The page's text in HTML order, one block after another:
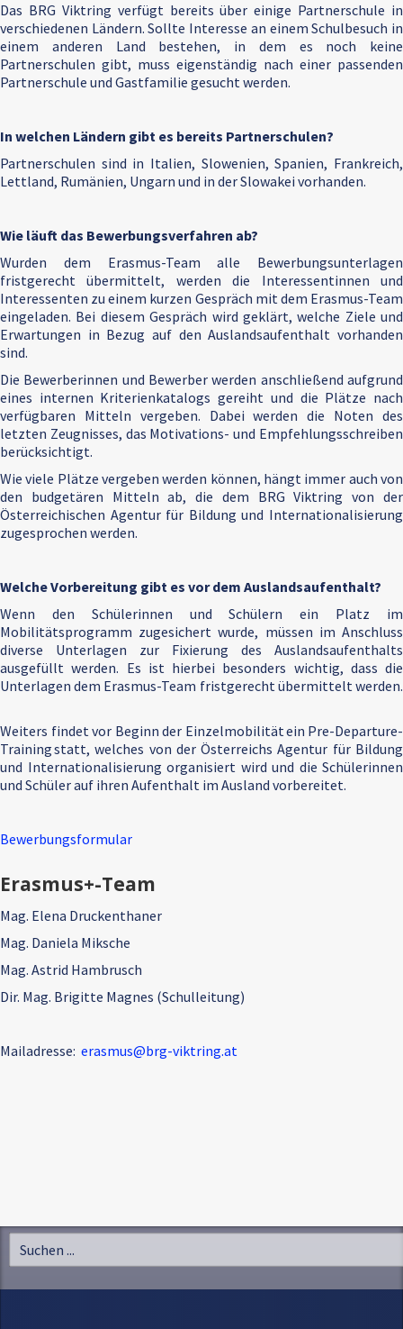
Das BRG Viktring verfügt bereits über einige Partnerschule in
verschiedenen Ländern. Sollte Interesse an einem Schulbesuch in
einem anderen Land bestehen, in dem es noch keine
Partnerschulen gibt, muss eigenständig nach einer passenden
Partnerschule und Gastfamilie gesucht werden.
In welchen Ländern gibt es bereits Partnerschulen?
Partnerschulen sind in Italien, Slowenien, Spanien, Frankreich,
Lettland, Rumänien, Ungarn und in der Slowakei vorhanden.
Wie läuft das Bewerbungsverfahren ab?
Wurden dem Erasmus-Team alle Bewerbungsunterlagen
fristgerecht übermittelt, werden die Interessentinnen und
Interessenten zu einem kurzen Gespräch mit dem Erasmus-Team
eingeladen. Bei diesem Gespräch wird geklärt, welche Ziele und
Erwartungen in Bezug auf den Auslandsaufenthalt vorhanden
sind.
Die Bewerberinnen und Bewerber werden anschließend aufgrund
eines internen Kriterienkatalogs gereiht und die Plätze nach
verfügbaren Mitteln vergeben. Dabei werden die Noten des
letzten Zeugnisses, das Motivations- und Empfehlungsschreiben
berücksichtigt.
Wie viele Plätze vergeben werden können, hängt immer auch von
den budgetären Mitteln ab, die dem BRG Viktring von der
Österreichischen Agentur für Bildung und Internationalisierung
zugesprochen werden.
Welche Vorbereitung gibt es vor dem Auslandsaufenthalt?
Wenn den Schülerinnen und Schülern ein Platz im
Mobilitätsprogramm zugesichert wurde, müssen im Anschluss
diverse Unterlagen zur Fixierung des Auslandsaufenthalts
ausgefüllt werden. Es ist hierbei besonders wichtig, dass die
Unterlagen dem Erasmus-Team fristgerecht übermittelt werden.
Weiters findet vor Beginn der Einzelmobilität ein Pre-Departure-
Training statt, welches von der Österreichs Agentur für Bildung
und Internationalisierung organisiert wird und die Schülerinnen
und Schüler auf ihren Aufenthalt im Ausland vorbereitet.
Bewerbungsformular
Erasmus+-Team
Mag. Elena Druckenthaner
Mag. Daniela Miksche
Mag. Astrid Hambrusch
Dir. Mag. Brigitte Magnes (Schulleitung)
Mailadresse: erasmus@brg-viktring.at